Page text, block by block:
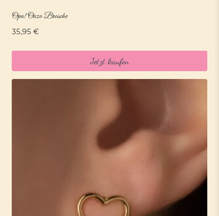
Opa! Ouzo Brosche
35,95 €
Jetzt kaufen